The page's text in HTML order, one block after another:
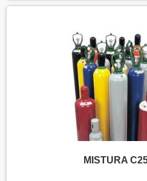
processos, otimizar a
pelos serviços d...
MISTURA